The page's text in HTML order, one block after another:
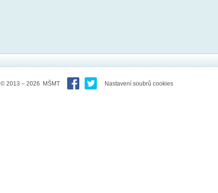
© 2013 – 2026 MŠMT Nastavení soubrů cookies